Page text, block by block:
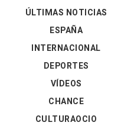
ÚLTIMAS NOTICIAS
ESPAÑA
INTERNACIONAL
DEPORTES
VÍDEOS
CHANCE
CULTURAOCIO